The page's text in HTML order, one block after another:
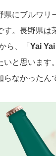
県にブルワリ
す。長野県は
ら、「 Yai
いと思います
らなかったん